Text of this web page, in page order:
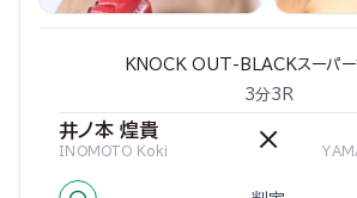
KNOCK OUT-BLACKスーパー
3分3R
井ノ本 煌貴
INOMOTO Koki ×